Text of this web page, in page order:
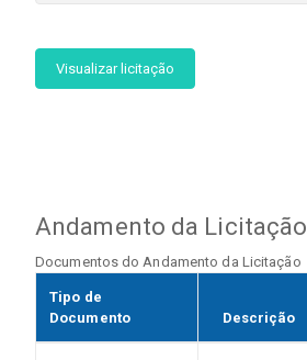
Visualizar licitação
Andamento da Licitação
Documentos do Andamento da Licitação
Tipo de
Documento
Descrição